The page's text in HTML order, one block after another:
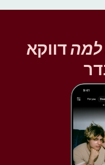
למהדווקא